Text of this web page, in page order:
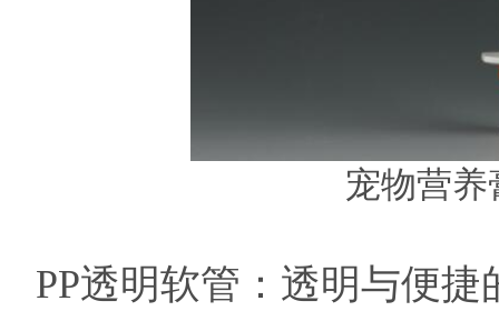
宠物营养
PP透明软管：透明与便捷